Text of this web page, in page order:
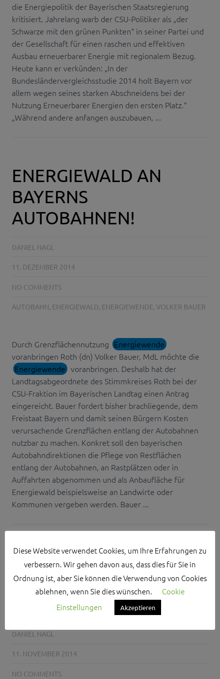
die Energiepolitik der Bayerischen Staatsregierung
kritisiert. Jahrelang warb der CSU-Politiker als „der
Schwarze mit den grünen Punkten“ in seiner Partei und
der Gesellschaft für einen raschen und effektiven
Ausbau erneuerbarer Energie mit regionalem Bezug.
Heute kann er verkünden: „In der
Bundesländervergleichsstudie 2014 holt Bayern vor
allem wegen seines starken Abschneidens bei der
Nutzung Erneuerbarer Energien den ersten Platz.“
„Während andere anfangen auszubauen, ...
ENERGIEWALD AN
BAYERNS
AUTOBAHNEN!
DANIEL NAGL
11. DEZEMBER 2014
NO COMMENTS
AUTOBAHN, ENERGIEWALD, ENERGIEWENDE, VOLKER BAUER
Durch Grenzflächennutzung Energiewende
voranbringen Roth (dn) Volker Bauer, MdL möchte die
Energiewende voranbringen. Deshalb hat der
Landtagsabgeordnete des Stimmkreises Roth bei der
CSU-Fraktion im Bayerischen Landtag einen Antrag
eingereicht. Bauer fordert bisher brachliegende, dem
Freistaat Bayern und damit seinen Bürgern Kosten
verursachende Grenzflächen entlang der Autobahnen
nutzbar zu machen. Konkret soll den bayerischen
Autobahndirektionen die Pflege von Restflächen
entlang der Autobahnen, an Rastplätzen oder in
Auffahrten abgenommen und als Anbaufläche für
Energiewald beispielsweise an Landwirte oder
Kommunen vergeben werden. Bauer ...
WILLEN DER
BEVÖLKERUNG
AKZEPTIEREN!
DANIEL NAGL
11. NOVEMBER 2014
NO COMMENTS
Diese Website verwendet Cookies, um Ihre Erfahrungen zu
verbessern. Wir gehen davon aus, dass dies für Sie in
Ordnung ist, aber Sie können die Verwendung von Cookies
ablehnen, wenn Sie dies wünschen.
Cookie
Einstellungen
Akzeptieren